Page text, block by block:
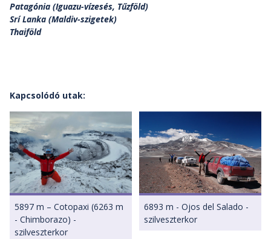
Patagónia (Iguazu-vízesés, Tűzföld)
Srí Lanka (Maldiv-szigetek)
Thaiföld
Kapcsolódó utak:
5897 m – Cotopaxi (6263 m
- Chimborazo) -
szilveszterkor
6893 m - Ojos del Salado -
szilveszterkor